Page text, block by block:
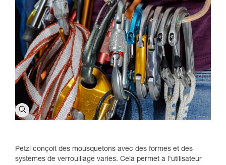
Petzl conçoit des mousquetons avec des formes et des
systèmes de verrouillage variés. Cela permet à l'utilisateur